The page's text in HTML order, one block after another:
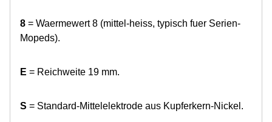
8 = Waermewert 8 (mittel-heiss, typisch fuer Serien-
Mopeds).
E = Reichweite 19 mm.
S = Standard-Mittelelektrode aus Kupferkern-Nickel.